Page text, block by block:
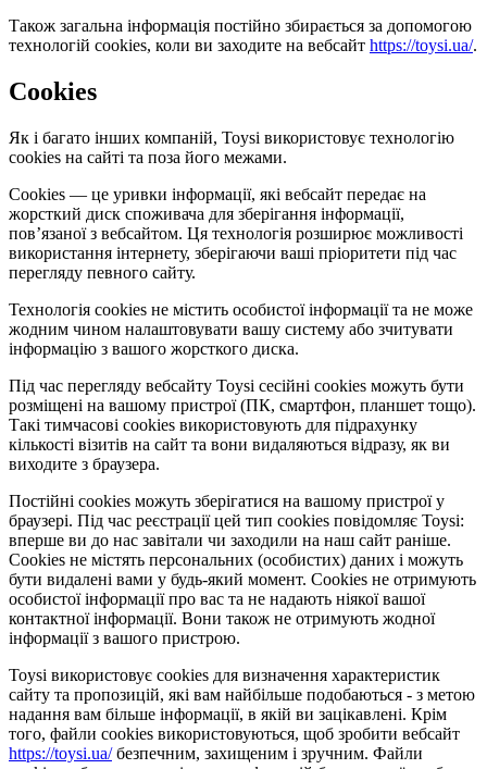
Також загальна інформація постійно збирається за допомогою
технологій cookies, коли ви заходите на вебсайт https://toysi.ua/.
Cookies
Як і багато інших компаній, Toysi використовує технологію
cookies на сайті та поза його межами.
Cookies — це уривки інформації, які вебсайт передає на
жорсткий диск споживача для зберігання інформації,
пов’язаної з вебсайтом. Ця технологія розширює можливості
використання інтернету, зберігаючи ваші пріоритети під час
перегляду певного сайту.
Технологія cookies не містить особистої інформації та не може
жодним чином налаштовувати вашу систему або зчитувати
інформацію з вашого жорсткого диска.
Під час перегляду вебсайту Toysi сесійні cookies можуть бути
розміщені на вашому пристрої (ПК, смартфон, планшет тощо).
Такі тимчасові cookies використовують для підрахунку
кількості візитів на сайт та вони видаляються відразу, як ви
виходите з браузера.
Постійні cookies можуть зберігатися на вашому пристрої у
браузері. Під час реєстрації цей тип cookies повідомляє Toysi:
вперше ви до нас завітали чи заходили на наш сайт раніше.
Cookies не містять персональних (особистих) даних і можуть
бути видалені вами у будь-який момент. Сookies не отримують
особистої інформації про вас та не надають ніякої вашої
контактної інформації. Вони також не отримують жодної
інформації з вашого пристрою.
Toysi використовує cookies для визначення характеристик
сайту та пропозицій, які вам найбільше подобаються - з метою
надання вам більше інформації, в якій ви зацікавлені. Крім
того, файли cookies використовуються, щоб зробити вебсайт
https://toysi.ua/безпечним, захищеним і зручним. Файли